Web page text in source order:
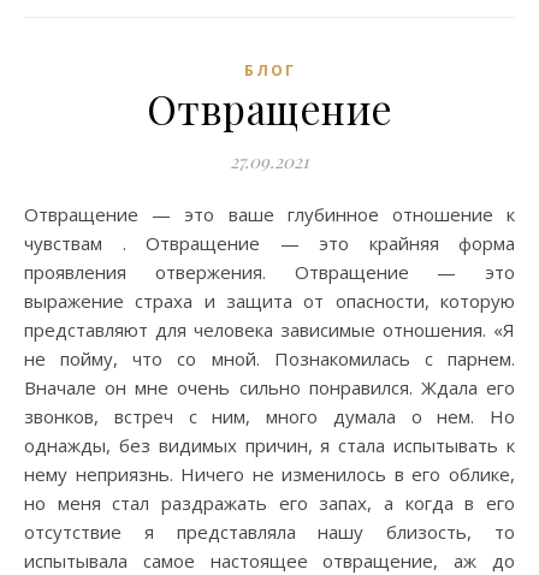
БЛОГ
Отвращение
27.09.2021
Отвращение — это ваше глубинное отношение к
чувствам . Отвращение — это крайняя форма
проявления отвержения. Отвращение — это
выражение страха и защита от опасности, которую
представляют для человека зависимые отношения. «Я
не пойму, что со мной. Познакомилась с парнем.
Вначале он мне очень сильно понравился. Ждала его
звонков, встреч с ним, много думала о нем. Но
однажды, без видимых причин, я стала испытывать к
нему неприязнь. Ничего не изменилось в его облике,
но меня стал раздражать его запах, а когда в его
отсутствие я представляла нашу близость, то
испытывала самое настоящее отвращение, аж до